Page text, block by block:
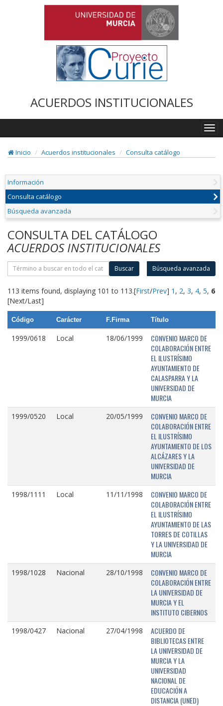
ACUERDOS INSTITUCIONALES
Inicio
Acuerdos institucionales Consulta catálogo
Información
Consulta catálogo
Búsqueda avanzada
CONSULTA DEL CATÁLOGO
ACUERDOS INSTITUCIONALES
Buscar Búsqueda avanzada
113 items found, displaying 101 to 113.[First/Prev] 1 , 2, 3, 4, 5, 6
[Next/Last]
Código Carácter F.Firma Título
1999/0618 Local 18/06/1999
CONVENIO MARCO DE
COLABORACIÓN ENTRE
EL ILUSTRÍSIMO
AYUNTAMIENTO DE
CALASPARRA Y LA
UNIVERSIDAD DE
MURCIA
1999/0520 Local 20/05/1999
CONVENIO MARCO DE
COLABORACIÓN ENTRE
EL ILUSTRÍSIMO
AYUNTAMIENTO DE LOS
ALCÁZARES Y LA
UNIVERSIDAD DE
MURCIA
1998/1111 Local 11/11/1998
CONVENIO MARCO DE
COLABORACIÓN ENTRE
EL ILUSTRÍSIMO
AYUNTAMIENTO DE LAS
TORRES DE COTILLAS
Y LA UNIVERSIDAD DE
MURCIA
1998/1028 Nacional 28/10/1998
CONVENIO MARCO DE
COLABORACIÓN ENTRE
LA UNIVERSIDAD DE
MURCIA Y EL
INSTITUTO CIBERNOS
1998/0427 Nacional 27/04/1998
ACUERDO DE
BIBLIOTECAS ENTRE
LA UNIVERSIDAD DE
MURCIA Y LA
UNIVERSIDAD
NACIONAL DE
EDUCACIÓN A
DISTANCIA (UNED)